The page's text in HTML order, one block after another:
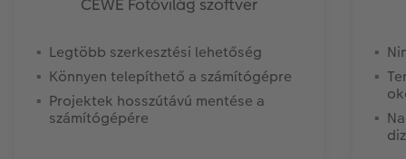
Legtöbb szerkesztési lehetőség
Könnyen telepíthető a számítógépre
Projektek hosszútávú mentése a
számítógépére